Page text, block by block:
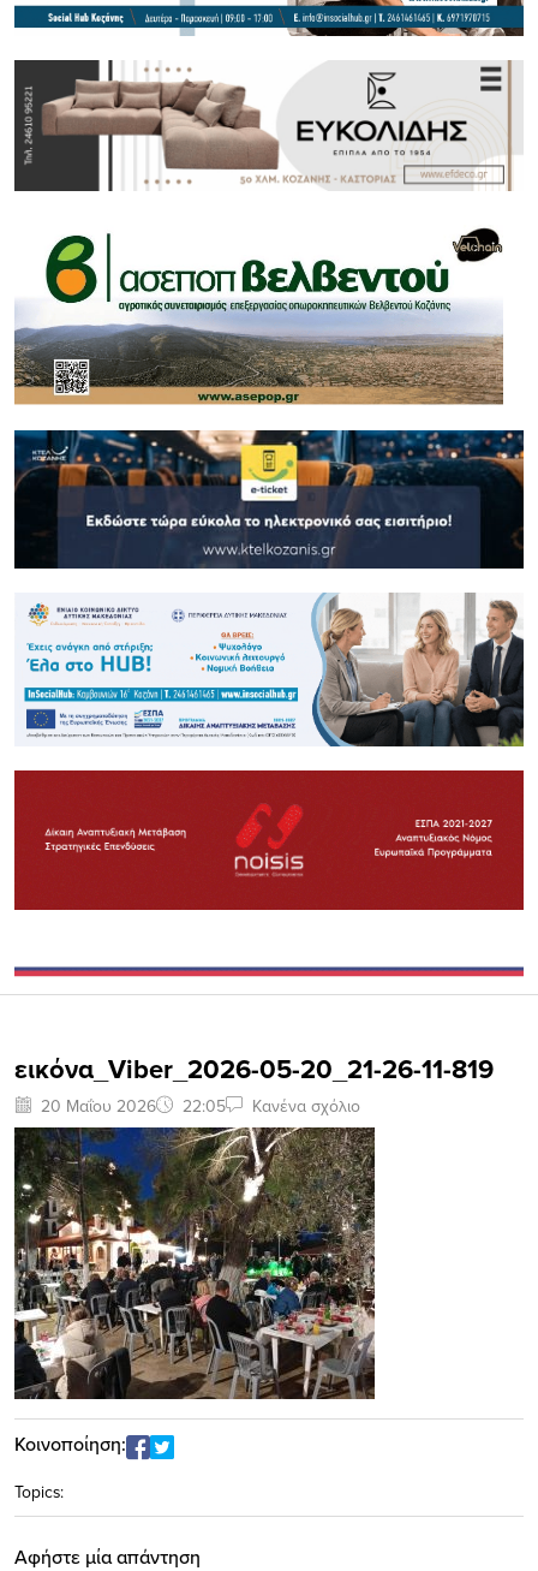
εικόνα_Viber_2026-05-20_21-26-11-819
20 Μαΐου 2026 22:05 Κανένα σχόλιο
Κοινοποίηση:
Topics:
Αφήστε μία απάντηση